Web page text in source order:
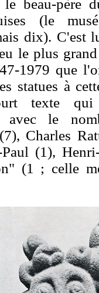
beau-père
(le
dix). C'est
le plus
1979 que
statues à
texte
avec le
Charles
Paul (1),
(1 ; celle